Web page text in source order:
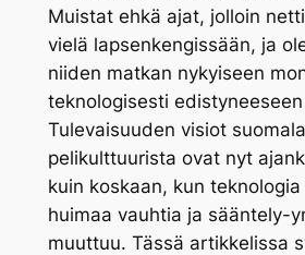
Muistat ehkä ajat, jolloin
vielä lapsenkengissään, ja
niiden matkan nykyiseen
teknologisesti
Tulevaisuuden visiot
pelikulttuurista ovat nyt
kuin koskaan, kun
huimaa vauhtia ja sääntely-
muuttuu. Tässä artikkelissa